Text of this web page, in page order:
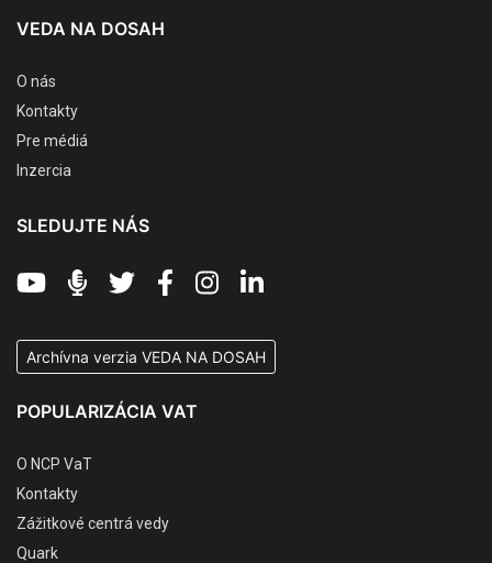
VEDA NA DOSAH
O nás
Kontakty
Pre médiá
Inzercia
SLEDUJTE NÁS
Archívna verzia VEDA NA DOSAH
POPULARIZÁCIA VAT
O NCP VaT
Kontakty
Zážitkové centrá vedy
Quark